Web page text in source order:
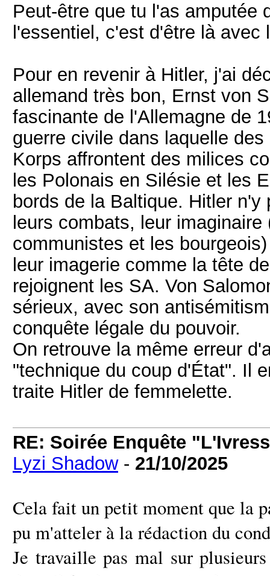
Peut-être que tu l'as amputée
l'essentiel, c'est d'être là avec
Pour en revenir à Hitler, j'ai
allemand très bon, Ernst von
fascinante de l'Allemagne de
guerre civile dans laquelle
Korps affrontent des milices
les Polonais en Silésie et les
bords de la Baltique. Hitler
leurs combats, leur
communistes et les
leur imagerie comme la tête
rejoignent les SA. Von
sérieux, avec son
conquête légale du pouvoir.
On retrouve la même erreur
"technique du coup d'État". Il
traite Hitler de femmelette.
RE: Soirée Enquête
Lyzi Shadow- 21/10/2025
Cela fait un petit moment que la
pu m'atteler à la rédaction du
Je travaille pas mal sur